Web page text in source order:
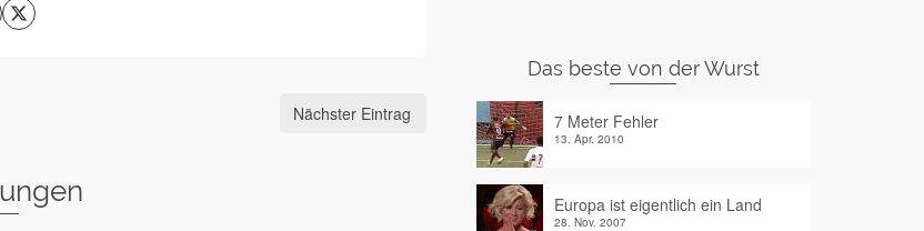
Nächster Eintrag
Das beste von der Wurst
7 Meter Fehler
13. Apr. 2010
Europa ist eigentlich ein Land
28. Nov. 2007